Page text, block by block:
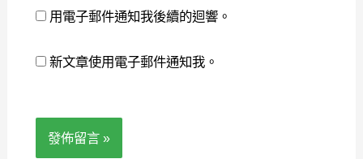
用電子郵件通知我後續的迴響。
新文章使用電子郵件通知我。